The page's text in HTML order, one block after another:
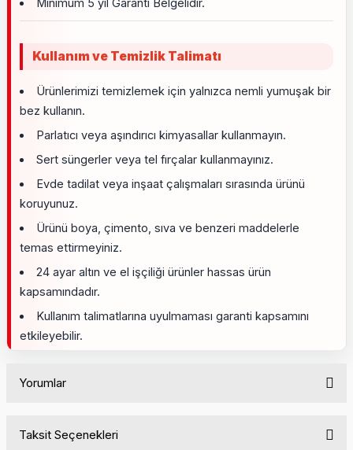
Minimum 5 yıl Garanti Belgelidir.
Kullanım ve Temizlik Talimatı
Ürünlerimizi temizlemek için yalnızca nemli yumuşak bir
bez kullanın.
Parlatıcı veya aşındırıcı kimyasallar kullanmayın.
Sert süngerler veya tel fırçalar kullanmayınız.
Evde tadilat veya inşaat çalışmaları sırasında ürünü
koruyunuz.
Ürünü boya, çimento, sıva ve benzeri maddelerle
temas ettirmeyiniz.
24 ayar altın ve el işçiliği ürünler hassas ürün
kapsamındadır.
Kullanım talimatlarına uyulmaması garanti kapsamını
etkileyebilir.
Yorumlar
Taksit Seçenekleri